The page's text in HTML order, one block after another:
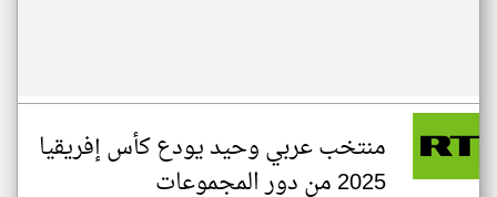
منتخب عربي وحيد يودع كأس إفريقيا
2025 من دور المجموعات